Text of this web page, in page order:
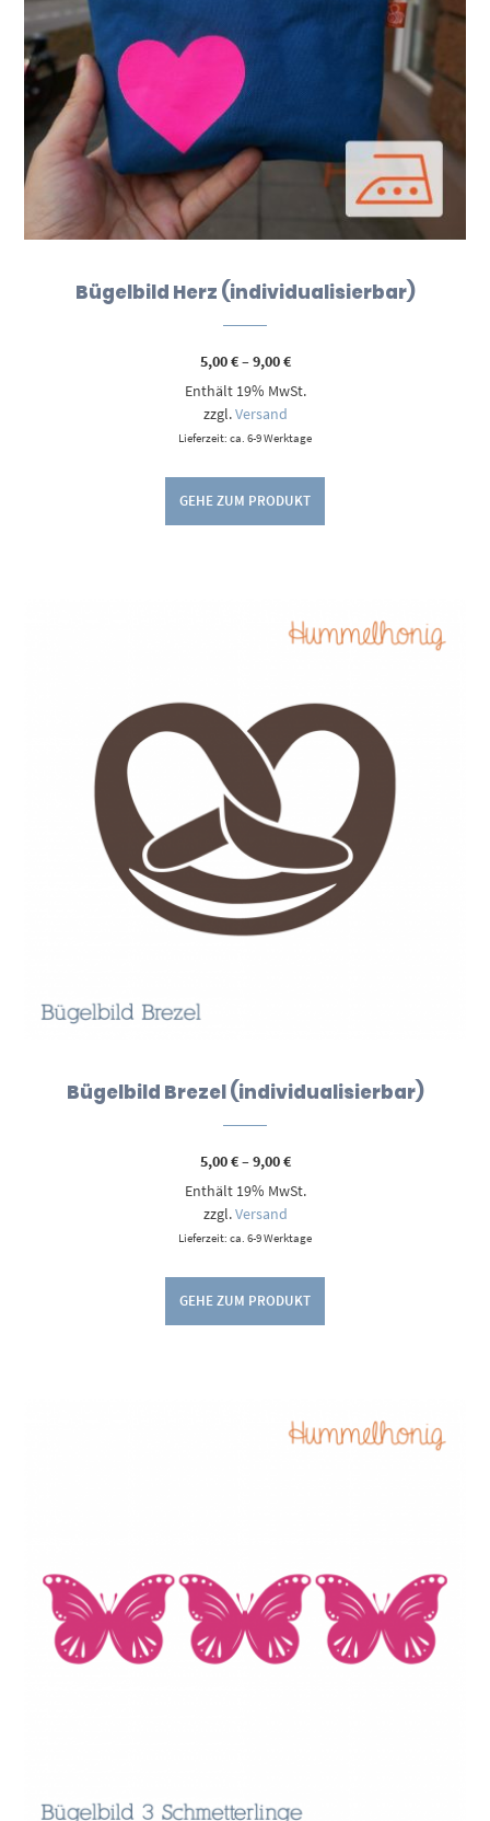
Bügelbild Herz (individualisierbar)
5,00€–9,00€Preisspanne:
bis
Enthält 19% MwSt.
zzgl.Versand
Lieferzeit: ca. 6-9 Werktage
GEHE ZUM PRODUKT
Bügelbild Brezel (individualisierbar)
5,00€–9,00€Preisspanne:
bis
Enthält 19% MwSt.
zzgl.Versand
Lieferzeit: ca. 6-9 Werktage
GEHE ZUM PRODUKT